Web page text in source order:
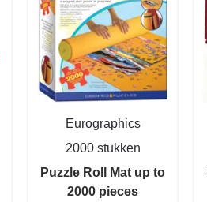
Eurographics
2000 stukken
Puzzle Roll Mat up to
2000 pieces